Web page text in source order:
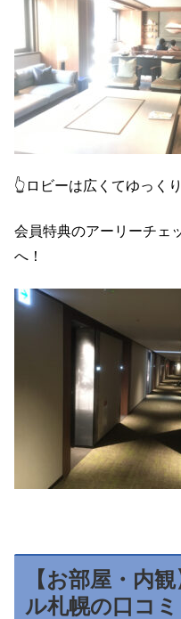
👆ロビーは広くてゆっく
会員特典のアーリーチェ
へ！
【お部屋・内
ル札幌の口コミ